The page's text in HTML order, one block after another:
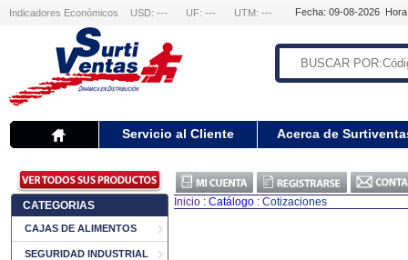
Indicadores Económicos USD: --- UF: --- UTM: --- Fecha: 09-08-2026
Servicio al Cliente Acerca de
CATEGORIAS
CAJAS DE ALIMENTOS
SEGURIDAD INDUSTRIAL
Inicio : Catálogo : Cotizaciones